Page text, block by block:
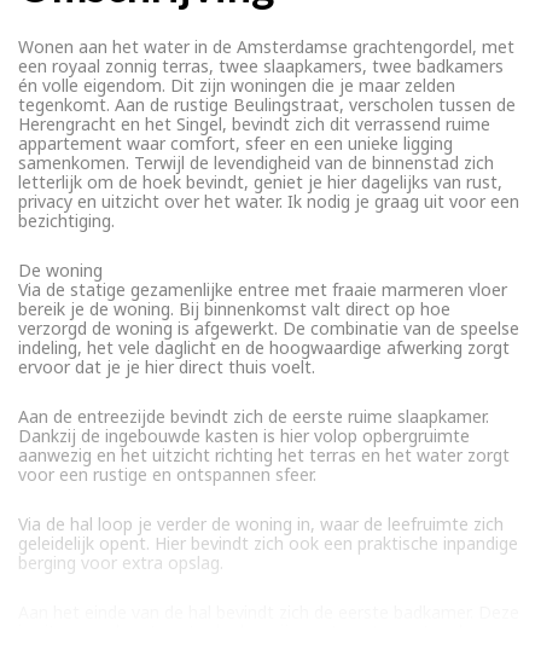
Wonen aan het water in de Amsterdamse grachtengordel, met
een royaal zonnig terras, twee slaapkamers, twee badkamers
én volle eigendom. Dit zijn woningen die je maar zelden
tegenkomt. Aan de rustige Beulingstraat, verscholen tussen de
Herengracht en het Singel, bevindt zich dit verrassend ruime
appartement waar comfort, sfeer en een unieke ligging
samenkomen. Terwijl de levendigheid van de binnenstad zich
letterlijk om de hoek bevindt, geniet je hier dagelijks van rust,
privacy en uitzicht over het water. Ik nodig je graag uit voor een
bezichtiging.
De woning
Via de statige gezamenlijke entree met fraaie marmeren vloer
bereik je de woning. Bij binnenkomst valt direct op hoe
verzorgd de woning is afgewerkt. De combinatie van de speelse
indeling, het vele daglicht en de hoogwaardige afwerking zorgt
ervoor dat je je hier direct thuis voelt.
Aan de entreezijde bevindt zich de eerste ruime slaapkamer.
Dankzij de ingebouwde kasten is hier volop opbergruimte
aanwezig en het uitzicht richting het terras en het water zorgt
voor een rustige en ontspannen sfeer.
Via de hal loop je verder de woning in, waar de leefruimte zich
geleidelijk opent. Hier bevindt zich ook een praktische inpandige
berging voor extra opslag.